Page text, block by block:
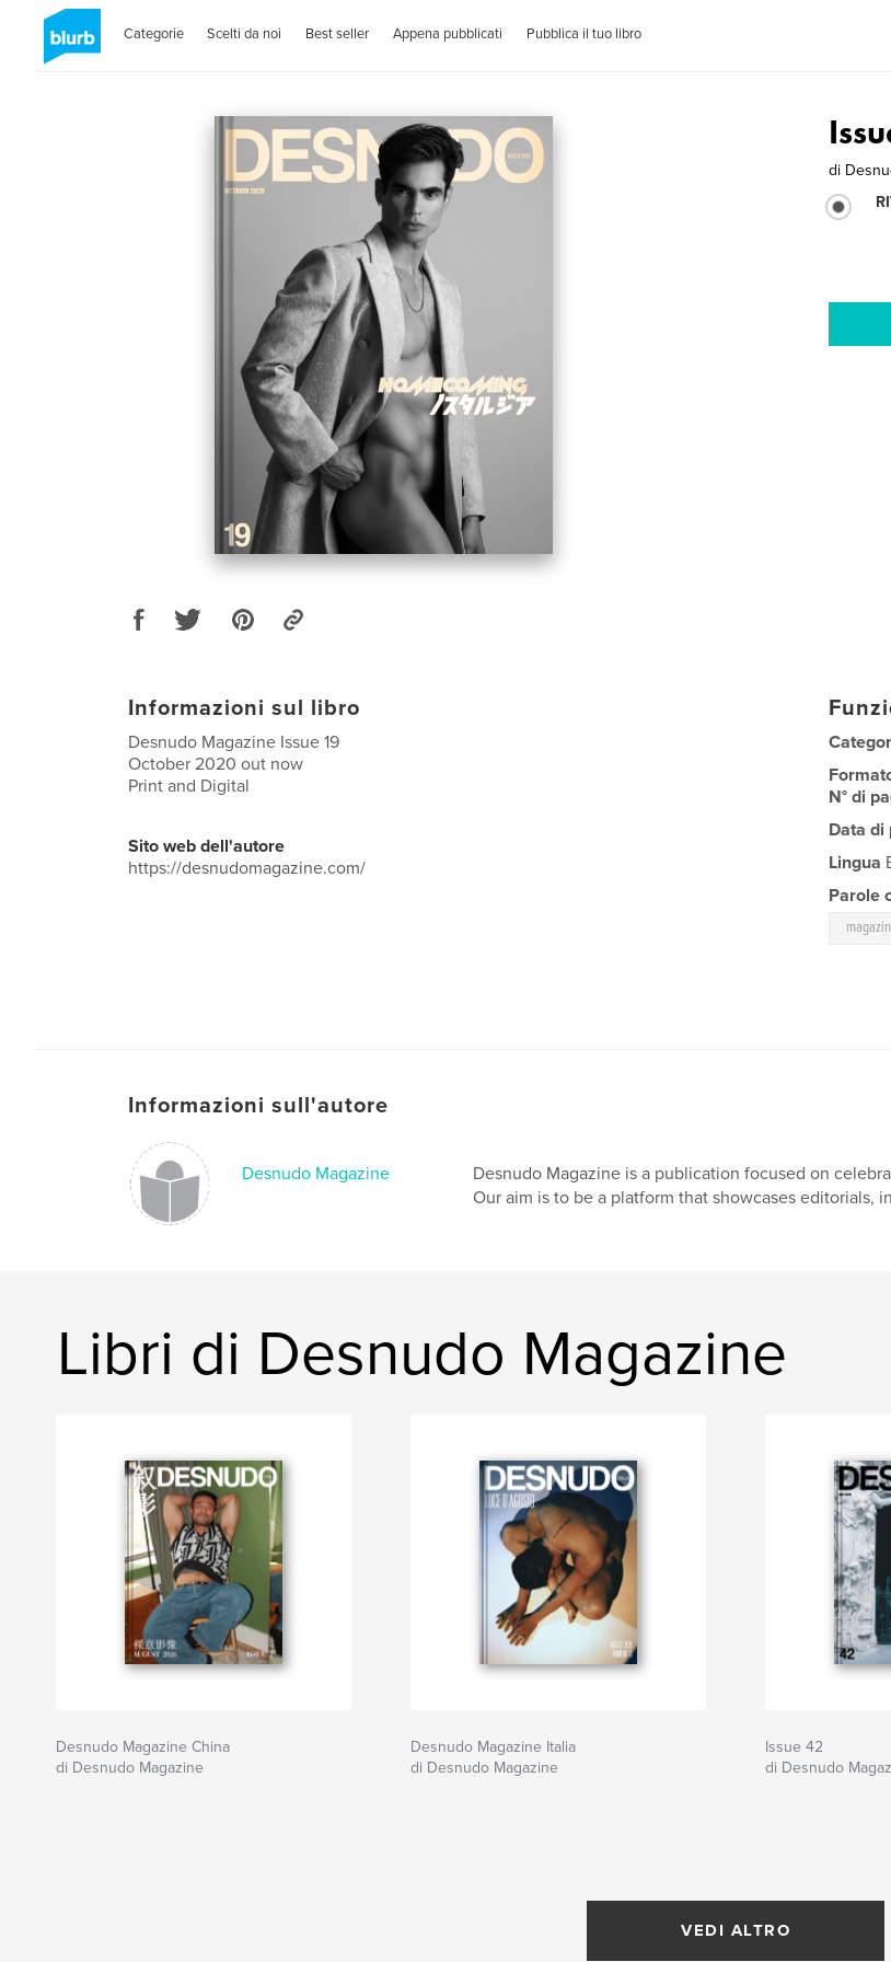
Categorie Scelti da noi Best seller Appena pubblicati Pubblica il tuo libro
di
Informazioni sul libro
Desnudo Magazine Issue 19
October 2020 out now
Print and Digital
Sito web dell'autore
https://desnudomagazine.com/
N° di
Data di
Lingua
Parole
Informazioni sull'autore
Desnudo Magazine
Desnudo Magazine is a publication focused on
Our aim is to be a platform that showcases editorials,
Libri di Desnudo Magazine
Desnudo Magazine China
di Desnudo Magazine
Desnudo Magazine Italia
di Desnudo Magazine
Issue 42
di Desnudo
VEDI ALTRO